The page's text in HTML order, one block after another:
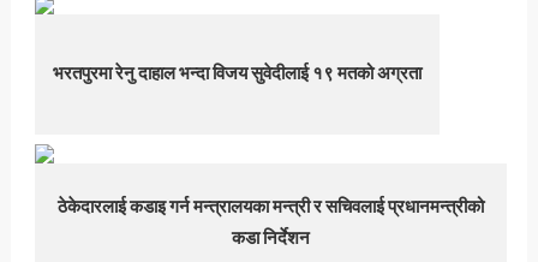
भरतपुरमा रेनु दाहाल भन्दा विजय सुवेदीलाई १९ मतको अग्रता
ठेकेदारलाई कडाइ गर्न मन्त्रालयका मन्त्री र सचिवलाई प्रधानमन्त्रीको
कडा निर्देशन